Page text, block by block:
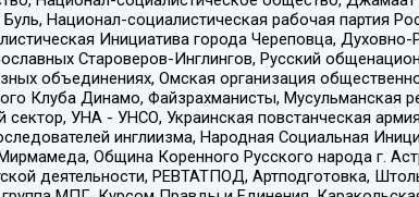
Национал-социалистическая рабочая партия
Инициатива города Череповца,
Староверов-Инглингов, Русский
объединениях, Омская организация
Клуба Динамо, Файзрахманисты, Мусульманская
УНА - УНСО, Украинская повстанческая
инглиизма, Народная Социальная
Община Коренного Русского народа г.
деятельности, РЕВТАТПОД, Артподготовка,